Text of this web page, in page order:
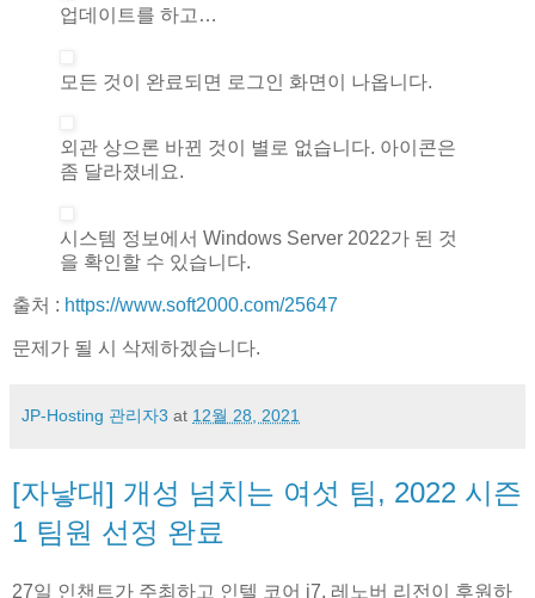
업데이트를 하고…
모든 것이 완료되면 로그인 화면이 나옵니다.
외관 상으론 바뀐 것이 별로 없습니다. 아이콘은
좀 달라졌네요.
시스템 정보에서 Windows Server 2022가 된 것
을 확인할 수 있습니다.
출처 : https://www.soft2000.com/25647
문제가 될 시 삭제하겠습니다.
JP-Hosting 관리자3 at 12월 28, 2021
[자낳대] 개성 넘치는 여섯 팀, 2022 시즌
1 팀원 선정 완료
27일 인챈트가 주최하고 인텔 코어 i7, 레노버 리전이 후원하